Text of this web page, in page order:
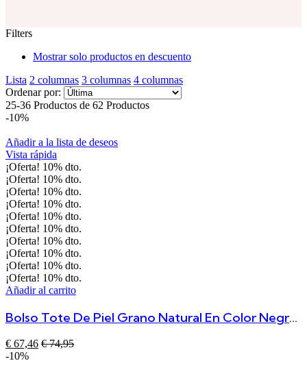
Filters
Mostrar solo productos en descuento
Lista 2 columnas 3 columnas 4 columnas
Ordenar por:
25-36 Productos de 62 ProductosOrdenado
-10%
Añadir a la lista de deseos
Vista rápida
¡Oferta! 10% dto.
¡Oferta! 10% dto.
¡Oferta! 10% dto.
¡Oferta! 10% dto.
¡Oferta! 10% dto.
¡Oferta! 10% dto.
¡Oferta! 10% dto.
¡Oferta! 10% dto.
¡Oferta! 10% dto.
¡Oferta! 10% dto.
Añadir al carrito
Bolso Tote De Piel Grano Natural En Color Negro – Asa De Mano Y Correa Ajustable Antonia
€ 67,46 €74,95
-10%